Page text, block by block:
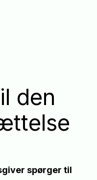
den
spørger til